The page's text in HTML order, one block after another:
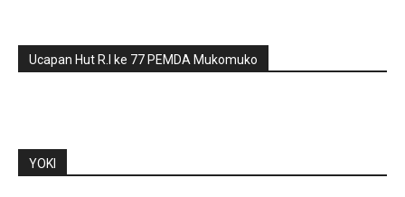
Ucapan Hut R.I ke 77 PEMDA Mukomuko
YOKI